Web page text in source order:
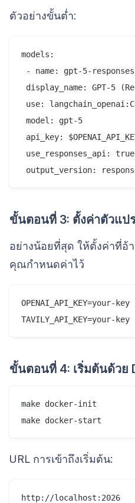
ตัวอย่างขั้นต่ำ:
models:
- name: gpt-5-responses
display_name: GPT-5
use:
model: gpt-5
api_key:
use_responses_api: true
output_version:
ขั้นตอนที่ 3: ตั้งค่าตัวแป
อย่างน้อยที่สุด ให้ตั้งค่าที่อ้
คุณกำหนดค่าไว้
OPENAI_API_KEY=your-key
TAVILY_API_KEY=your-key
ขั้นตอนที่ 4: เริ่มต้นด้วย
make docker-init
make docker-start
URL การเข้าถึงเริ่มต้น:
http://localhost:2026